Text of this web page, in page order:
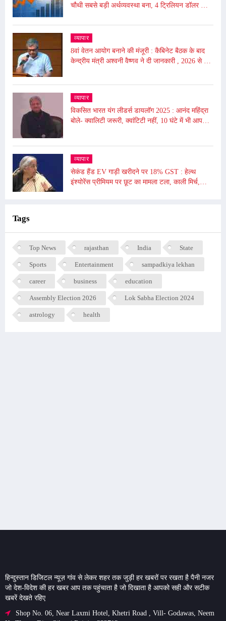
चौथी सबसे बड़ी अर्थव्यवस्था बना, 4 ट्रिलियन डॉलर की
व्यापार
8वां वेतन आयोग बनाने की मंजूरी : कैबिनेट बैठक के बाद
केन्द्रीय मंत्री अश्वनी वैष्णव ने दी जानकारी , 2026 से लागू
व्यापार
विकसित भारत यंग लीडर्स डायलॉग 2025 : आनंद महिंद्रा
बोले- क्वालिटी जरूरी, क्वांटिटी नहीं, 10 घंटे में भी आप
व्यापार
सेकंड हैंड EV गाड़ी खरीदने पर 18% GST : हेल्थ
इंश्योरेंस प्रीमियम पर छूट का मामला टला, काली मिर्च,
Tags
Top News rajasthan India State
Sports Entertainment sampadkiya lekhan
career business education
Assembly Election 2026 Lok Sabha Election 2024
astrology health
हिन्दुस्तान डिजिटल न्यूज़ गांव से लेकर शहर तक जुड़ी हर खबरों पर रखता है पैनी नजर
जो देश-विदेश की हर खबर आप तक पहुंचाता है जो दिखाता है आपको सही और सटीक
खबरें देखते रहिए
Shop No. 06, Near Laxmi Hotel, Khetri Road , Vill- Godawas, Neem